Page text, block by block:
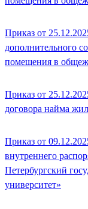
Приказ от
дополнительного
помещения в
Приказ от
договора найма
Приказ от
внутреннего
Петербургский
университет»